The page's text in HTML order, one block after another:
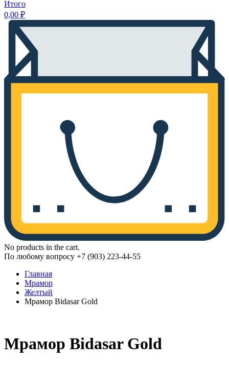
Итого
0,00 ₽
No products in the cart.
По любому вопросу +7 (903) 223-44-55
Главная
Мрамор
Желтый
Мрамор Bidasar Gold
Мрамор Bidasar Gold